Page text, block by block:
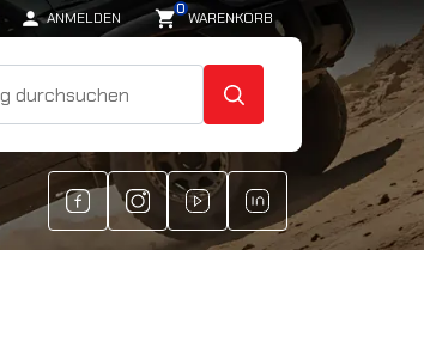
 ANMELDEN shopping_cart0WARENKORB
SUCHE